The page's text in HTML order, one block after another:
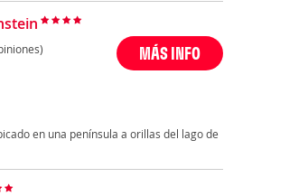
MÁS INFO
en una península a orillas del lago de